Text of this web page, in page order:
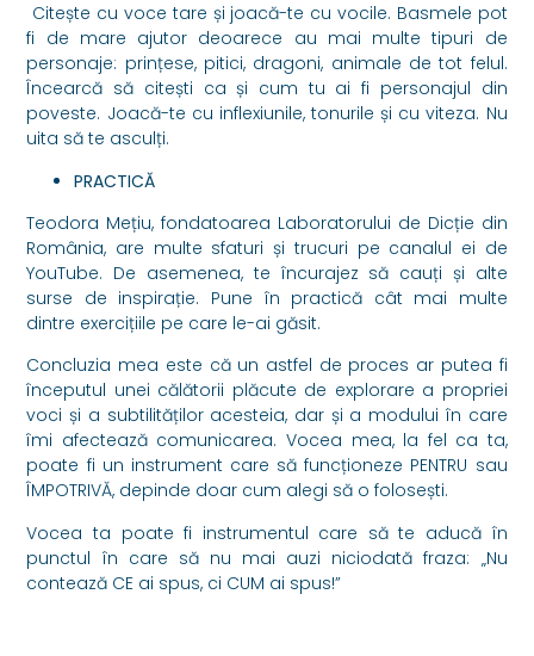
Citește cu voce tare și joacă-te cu vocile. Basmele pot
fi de mare ajutor deoarece au mai multe tipuri de
personaje: prințese, pitici, dragoni, animale de tot felul.
Încearcă să citești ca și cum tu ai fi personajul din
poveste. Joacă-te cu inflexiunile, tonurile și cu viteza. Nu
uita să te asculți.
PRACTICĂ
Teodora Mețiu, fondatoarea Laboratorului de Dicție din
România, are multe sfaturi și trucuri pe canalul ei de
YouTube. De asemenea, te încurajez să cauți și alte
surse de inspirație. Pune în practică cât mai multe
dintre exercițiile pe care le-ai găsit.
Concluzia mea este că un astfel de proces ar putea fi
începutul unei călătorii plăcute de explorare a propriei
voci și a subtilităților acesteia, dar și a modului în care
îmi afectează comunicarea. Vocea mea, la fel ca ta,
poate fi un instrument care să funcționeze PENTRU sau
ÎMPOTRIVĂ, depinde doar cum alegi să o folosești.
Vocea ta poate fi instrumentul care să te aducă în
punctul în care să nu mai auzi niciodată fraza: „Nu
contează CE ai spus, ci CUM ai spus!”